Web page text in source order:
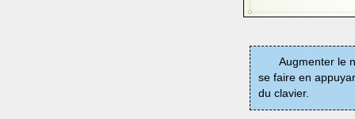
Augmenter le
se faire en
du clavier.